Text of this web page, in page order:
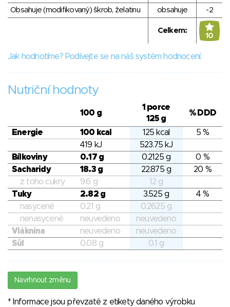
Obsahuje (modifikovaný) škrob, želatinu obsahuje -2
Celkem:
10
Jak hodnotíme? Podívejte se na náš systém hodnocení.
Nutriční hodnoty
100 g
1 porce
125 g
% DDD
Energie 100 kcal 125 kcal
5 %
419 kJ
523.75 kJ
Bílkoviny
0.17 g 0.2125 g
0 %
Sacharidy
18.3 g 22.875 g
20 %
z toho cukry
9.6 g
12 g
Tuky
2.82 g 3.525 g
4 %
nasycené
0.21 g
0.2625 g
nenasycené
neuvedeno
neuvedeno
Vláknina
neuvedeno
neuvedeno
Sůl
0.08 g 0.1 g
Navrhnout změnu
* Informace jsou převzaté z etikety daného výrobku